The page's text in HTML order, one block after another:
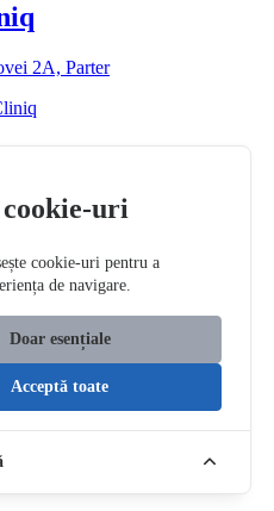
2A, Parter
uri
cookie-uri pentru a
de navigare.
Doar esențiale
Acceptă toate